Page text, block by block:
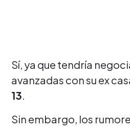
Sí, ya que tendría
avanzadas con su ex
13.
Sin embargo, los